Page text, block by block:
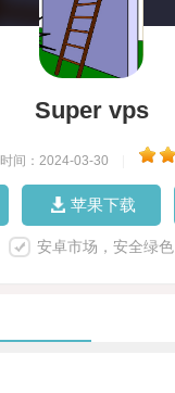
Super vps
时间：2024-03-30
苹果下载
安卓市场，安全绿色